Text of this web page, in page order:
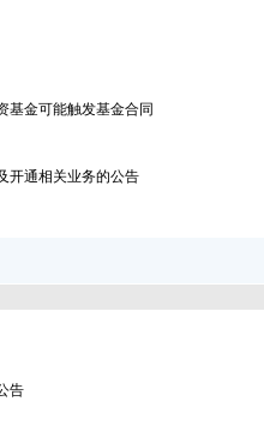
基金可能触发基金合同
开通相关业务的公告
告